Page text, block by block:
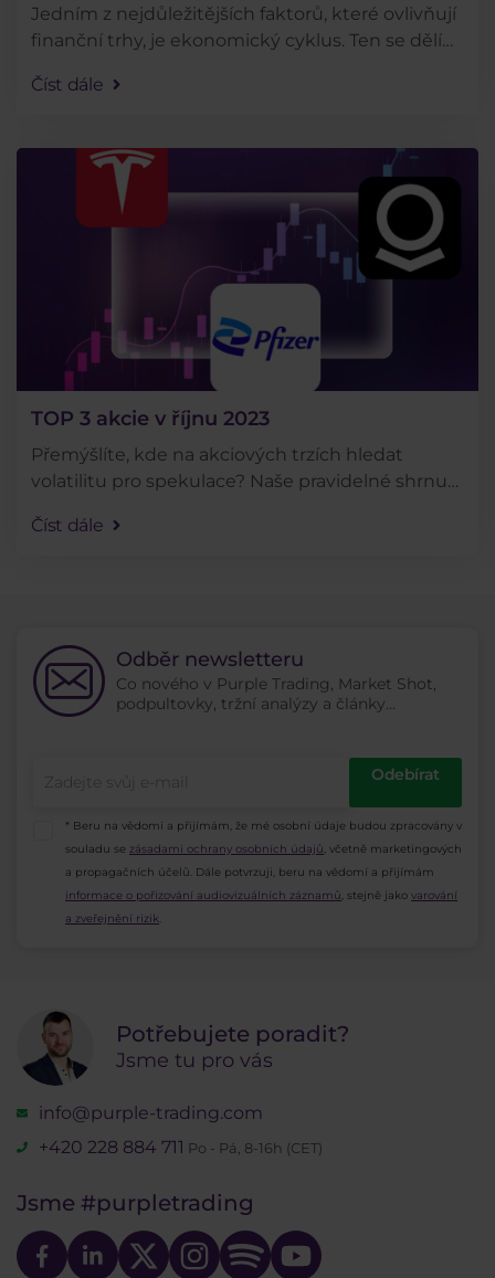
Jedním z nejdůležitějších faktorů, které ovlivňují
finanční trhy, je ekonomický cyklus. Ten se dělí
nárůst či propad určitých skupin či typů . . .
Číst dále
TOP 3 akcie v říjnu 2023
Přemýšlíte, kde na akciových trzích hledat
volatilitu pro spekulace? Naše pravidelné shrnutí
Trading za měsíc říjen vám napoví.
Číst dále
Odběr newsletteru
Co nového v Purple Trading, Market Shot,
podpultovky, tržní analýzy a články...
Odebírat
* Beru na vědomí a přijímám, že mé osobní údaje budou zpracovány v
souladu se zásadami ochrany osobních údajů, včetně marketingových
a propagačních účelů. Dále potvrzuji, beru na vědomí a přijímám
informace o pořizování audiovizuálních záznamů, stejně jako varování
a zveřejnění rizik.
Potřebujete poradit?
Jsme tu pro vás
info@purple-trading.com
+420 228 884 711 Po - Pá, 8-16h (CET)
Jsme #purpletrading